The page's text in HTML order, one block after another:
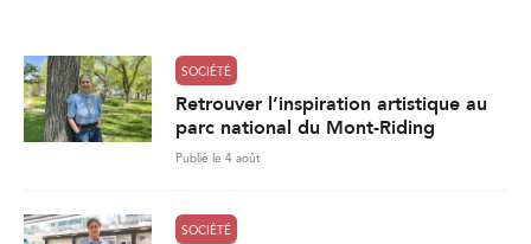
SOCIÉTÉ
Retrouver l’inspiration artistique au
parc national du Mont-Riding
Publié le 4 août
SOCIÉTÉ